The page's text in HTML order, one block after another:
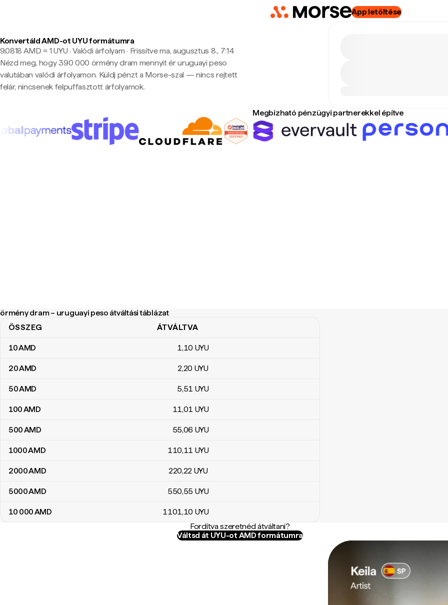
App letöltése
Konvertáld AMD-ot UYU formátumra
9,0818 AMD ≈ 1 UYU · Valódi árfolyam · Frissítve ma, augusztus 8., 7:14
Nézd meg, hogy 390 000 örmény dram mennyit ér uruguayi peso
valutában valódi árfolyamon. Küldj pénzt a Morse-szal — nincs rejtett
felár, nincsenek felpuffasztott árfolyamok.
Megbízható pénzügyi partnerekkel építve
örmény dram – uruguayi peso átváltási táblázat
örmény dram – uruguayi peso átváltási táblázat
ÖSSZEG ÁTVÁLTVA
10AMD 1,10 UYU
20AMD 2,20 UYU
50AMD 5,51 UYU
100AMD 11,01 UYU
500AMD 55,06 UYU
1000AMD 110,11 UYU
2000AMD 220,22 UYU
5000AMD 550,55 UYU
10 000AMD 1101,10 UYU
Fordítva szeretnéd átváltani?
Váltsd át UYU-ot AMD formátumra